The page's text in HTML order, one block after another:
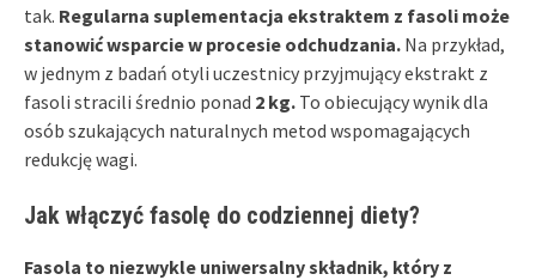
tak. Regularna suplementacja ekstraktem z fasoli może
stanowić wsparcie w procesie odchudzania. Na przykład,
w jednym z badań otyli uczestnicy przyjmujący ekstrakt z
fasoli stracili średnio ponad 2 kg. To obiecujący wynik dla
osób szukających naturalnych metod wspomagających
redukcję wagi.
Jak włączyć fasolę do codziennej diety?
Fasola to niezwykle uniwersalny składnik, który z